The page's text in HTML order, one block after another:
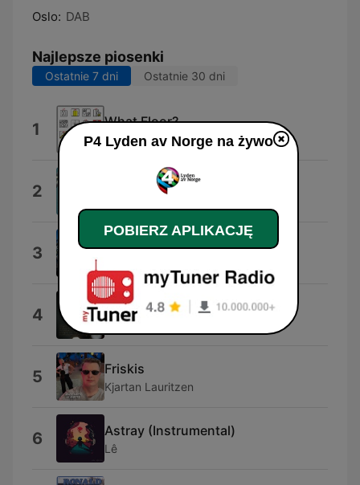
Oslo: DAB
Najlepsze piosenki
Ostatnie 7 dni Ostatnie 30 dni
1 What Floor?
idokay
2 Effortlessly Epic
3 Deg
4 Nothing's Gonna Stop Us Now
Starship
5 Friskis
Kjartan Lauritzen
6 Astray (Instrumental)
Lê
P4 Lyden av Norge na żywo
POBIERZ APLIKACJĘ